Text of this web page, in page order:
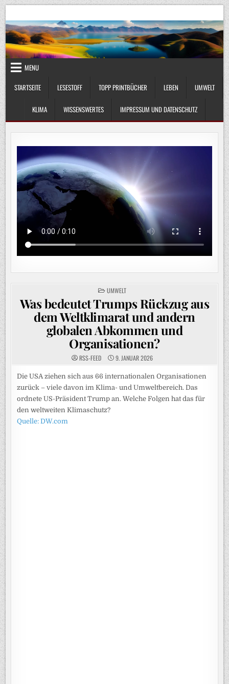
Skip
to
content
UmweltKlima.com
MENU
STARTSEITE
LESESTOFF TOPP PRINTBÜCHER LEBEN UMWELT
KLIMA WISSENSWERTES IMPRESSUM UND DATENSCHUTZ
POSTED
IN
UMWELT
Was bedeutet Trumps Rückzug aus
dem Weltklimarat und andern
globalen Abkommen und
Organisationen?
RSS-FEED 9. JANUAR 2026
Die USA ziehen sich aus 66 internationalen Organisationen
zurück – viele davon im Klima- und Umweltbereich. Das
ordnete US-Präsident Trump an. Welche Folgen hat das für
den weltweiten Klimaschutz?
Quelle: DW.com